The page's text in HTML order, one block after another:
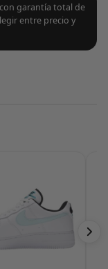
garantía total de
entre precio y